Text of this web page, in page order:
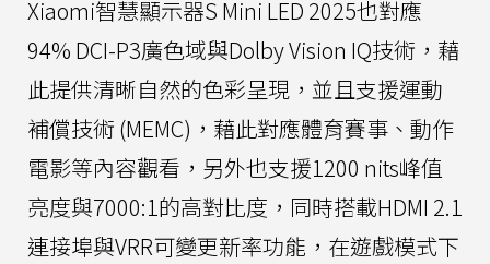
Xiaomi智慧顯示器S Mini LED 2025也對應
94% DCI-P3廣色域與Dolby Vision IQ技術，藉
此提供清晰自然的色彩呈現，並且支援運動
補償技術 (MEMC)，藉此對應體育賽事、動作
電影等內容觀看，另外也支援1200 nits峰值
亮度與7000:1的高對比度，同時搭載HDMI 2.1
連接埠與VRR可變更新率功能，在遊戲模式下